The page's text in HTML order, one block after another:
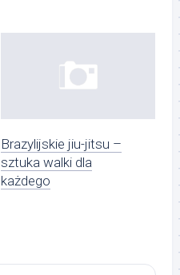
Brazylijskie jiu-jitsu –
sztuka walki dla
każdego